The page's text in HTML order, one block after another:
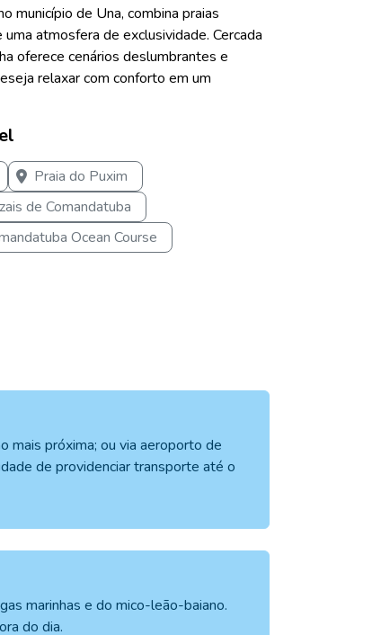
município de Una, combina praias
atmosfera de exclusividade. Cercada
oferece cenários deslumbrantes e
relaxar com conforto em um
Praia do Puxim
de Comandatuba
Ocean Course
mais próxima; ou via aeroporto de
de providenciar transporte até o
marinhas e do mico-leão-baiano.
do dia.